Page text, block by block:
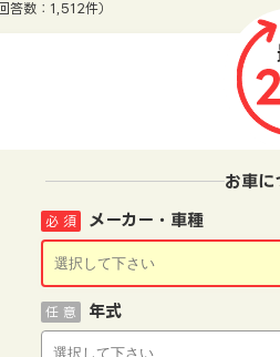
回答数：1,512件）
お車に
メーカー・車種
必 須
年式
任 意